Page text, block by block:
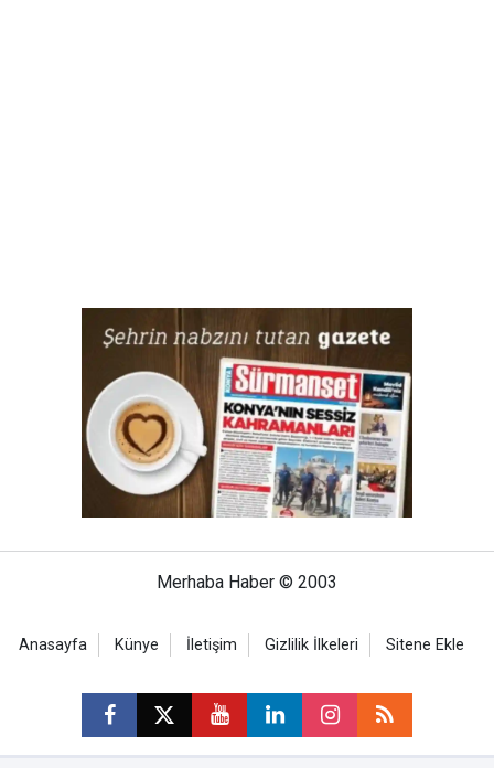
Merhaba Haber © 2003
Anasayfa Künye İletişim Gizlilik İlkeleri Sitene Ekle